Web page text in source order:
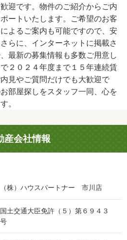
迎です。物件のご紹介からご内
ートいたします。ご希望のお客
よるご案内も可能ですので、安
らに、インターネットに掲載さ
最新の募集情報も多数ご用意し
２０２４年度まで１５年連続賃
見やご質問だけでも大歓迎で
部屋探しをスタッフ一同、心を
。
産会社情報
（株）ハウスパートナー 市川店
国土交通大臣免許（５）第６９４３
号